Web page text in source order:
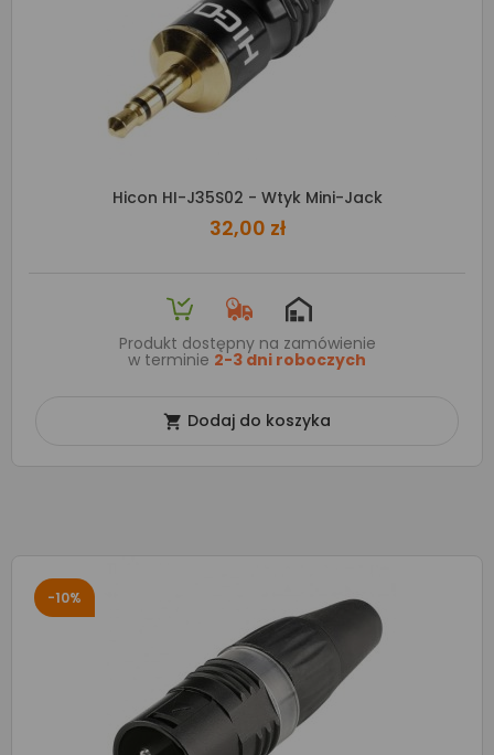
Hicon HI-J35S02 - Wtyk Mini-Jack
32,00 zł
Produkt dostępny na zamówienie
w terminie 2-3 dni roboczych
 Dodaj do koszyka
-10%